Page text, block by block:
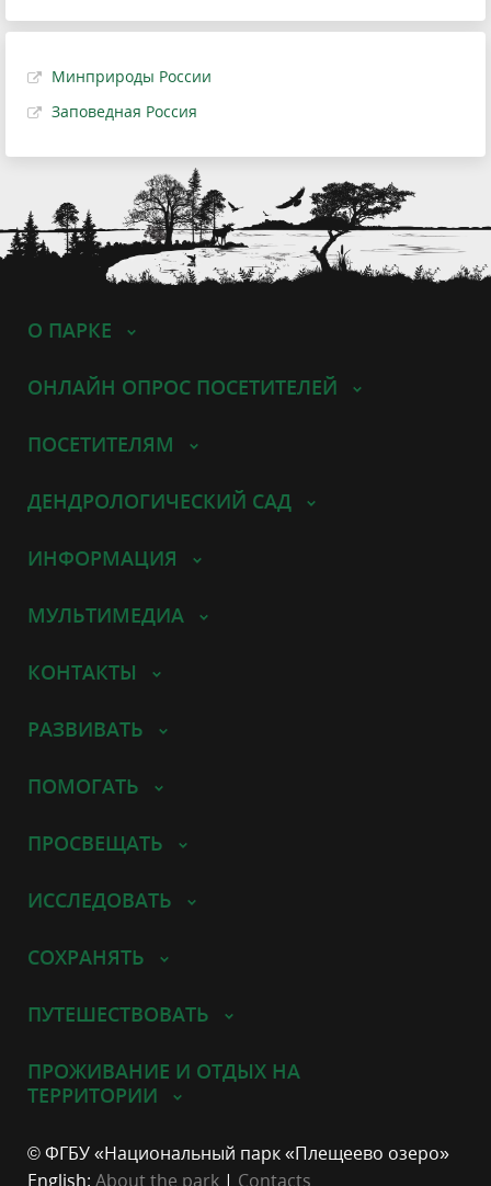
Минприроды России
Заповедная Россия
О ПАРКЕ
ОНЛАЙН ОПРОС ПОСЕТИТЕЛЕЙ
ПОСЕТИТЕЛЯМ
ДЕНДРОЛОГИЧЕСКИЙ САД
ИНФОРМАЦИЯ
МУЛЬТИМЕДИА
КОНТАКТЫ
РАЗВИВАТЬ
ПОМОГАТЬ
ПРОСВЕЩАТЬ
ИССЛЕДОВАТЬ
СОХРАНЯТЬ
ПУТЕШЕСТВОВАТЬ
ПРОЖИВАНИЕ И ОТДЫХ НА
ТЕРРИТОРИИ
© ФГБУ «Национальный парк «Плещеево озеро»
English: About the park | Contacts